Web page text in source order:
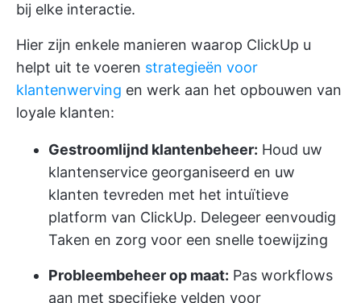
bij elke interactie.
Hier zijn enkele manieren waarop ClickUp u
helpt uit te voeren strategieën voor
klantenwerving en werk aan het opbouwen van
loyale klanten:
Gestroomlijnd klantenbeheer: Houd uw
klantenservice georganiseerd en uw
klanten tevreden met het intuïtieve
platform van ClickUp. Delegeer eenvoudig
Taken en zorg voor een snelle toewijzing
Probleembeheer op maat: Pas workflows
aan met specifieke velden voor